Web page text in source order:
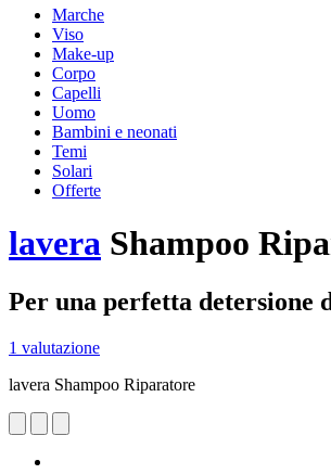
Marche
Viso
Make-up
Corpo
Capelli
Uomo
Bambini e neonati
Temi
Solari
Offerte
lavera Shampoo
Per una perfetta
1 valutazione
lavera Shampoo Riparatore